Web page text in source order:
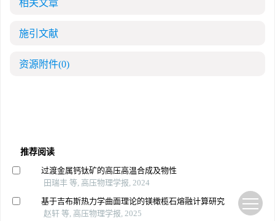
相关文章
施引文献
资源附件(0)
推荐阅读
过渡金属钙钛矿的高压高温合成及物性
田瑞丰 等, 高压物理学报, 2024
基于吉布斯热力学曲面理论的镁橄榄石熔融计算研究
赵轩 等, 高压物理学报, 2025